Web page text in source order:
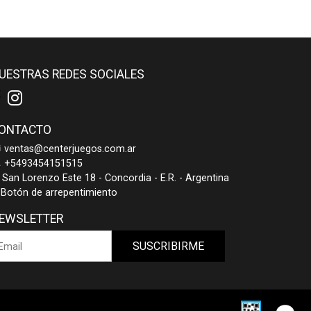
REDES SOCIALES
ventas@centerjuegos.com.ar
+5493454151515
San Lorenzo Este 18 - Concordia - E.R. - Argentina
Botón de arrepentimiento
SUSCRIBIRME